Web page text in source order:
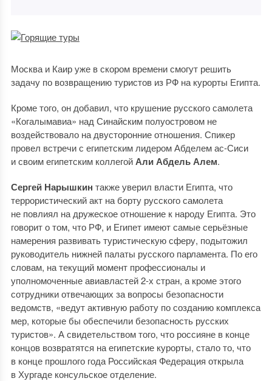
Москва и Каир уже в скором времени смогут решить
задачу по возвращению туристов из РФ на курорты Египта.
Кроме того, он добавил, что крушение русского самолета
«Когалымавиа» над Синайским полуостровом не
воздействовало на двусторонние отношения. Спикер
провел встречи с египетским лидером Абделем ас-Сиси
и своим египетским коллегойАли Абдель Алем.
Сергей Нарышкин также уверил власти Египта, что
террористический акт на борту русского самолета
не повлиял на дружеское отношение к народу Египта. Это
говорит о том, что РФ, и Египет имеют самые серьёзные
намерения развивать туристическую сферу, подытожил
руководитель нижней палаты русского парламента. По его
словам, на текущий момент профессионалы и
уполномоченные авиавластей 2-х стран, а кроме этого
сотрудники отвечающих за вопросы безопасности
ведомств, «ведут активную работу по созданию комплекса
мер, которые бы обеспечили безопасность русских
туристов». А свидетельством того, что россияне в конце
концов возвратятся на египетские курорты, стало то, что
в конце прошлого года Российская Федерация открыла
в Хургаде консульское отделение.